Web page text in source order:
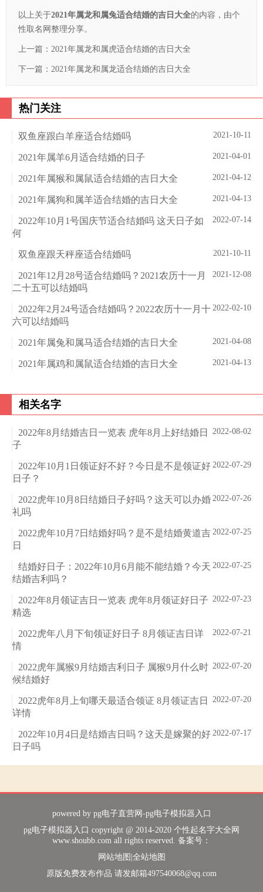
以上关于2021年属龙和属兔适合结婚的吉日大全的内容，由个
性取名网整理分享。
上一篇： 2021年属龙和属虎适合结婚的吉日大全
下一篇： 2021年属龙和属龙适合结婚的吉日大全
热门关注
2021-10-11
双鱼座跟白羊座适合结婚吗
2021-04-01
2021年属羊6月适合结婚的日子
2021-04-12
2021年属猴和属鼠适合结婚的吉日大全
2021-04-13
2021年属狗和属羊适合结婚的吉日大全
2022-07-14
2022年10月1号国庆节适合结婚吗 这天日子如
何
2021-10-11
双鱼座跟天秤座适合结婚吗
2021-12-08
2021年12月28号适合结婚吗？2021农历十一月
二十五可以结婚吗
2022-02-10
2022年2月24号适合结婚吗？2022农历十一月十
六可以结婚吗
2021-04-08
2021年属兔和属马适合结婚的吉日大全
2021-04-13
2021年属鸡和属鼠适合结婚的吉日大全
相关名字
2022-08-02
2022年8月结婚吉日一览表 虎年8月上好结婚日
子
2022-07-29
2022年10月1日领证好不好？今日是不是领证好
日子？
2022-07-26
2022虎年10月8日结婚日子好吗？这天可以办婚
礼吗
2022-07-25
2022虎年10月7日结婚好吗？是不是结婚黄道吉
日
2022-07-25
结婚好日子：2022年10月6月能不能结婚？今天
结婚吉利吗？
2022-07-23
2022年8月领证吉日一览表 虎年8月领证好日子
精选
2022-07-21
2022虎年八月下旬领证好日子 8月领证吉日详
情
2022-07-20
2022虎年属猴9月结婚吉利日子 属猴9月什么时
候结婚好
2022-07-20
2022虎年8月上旬哪天最适合领证 8月领证吉日
详情
2022-07-17
2022年10月4日是结婚吉日吗？这天是嫁聚的好
日子吗
powered by pg电子直营网-pg电子模拟器入口
pg电子模拟器入口 copyright @ 2014-2020 个性起名字大全网
www.shoubb.com all rights reserved. 备案号：
网站地图 全站地图
原版免费发布作品 请发邮箱497540068@qq.com